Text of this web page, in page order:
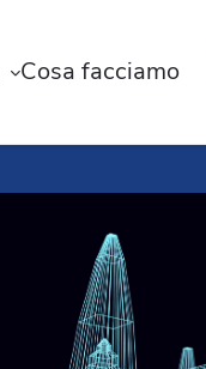
Cosa facciamo